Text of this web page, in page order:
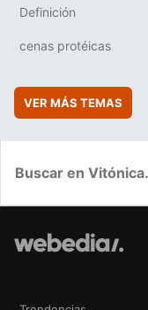
Definición
cenas protéicas
VER MÁS TEMAS